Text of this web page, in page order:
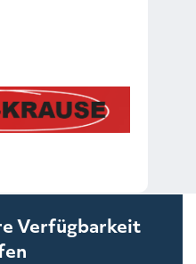
Verfügbarkeit